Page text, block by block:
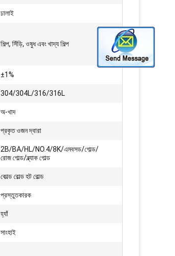
ঢালাই
শিল্প, সিঁড়ি, ওষুধ এবং খাদ্য শিল্প
±1%
304/304L/316/316L
অ-খাদ
প্রকৃত ওজন দ্বারা
2B/BA/HL/NO.4/8K/এমবসড/গোল্ড/
রোজ গোল্ড/ব্ল্যাক গোল্ড
কোল্ড রোল্ড হট রোল্ড
প্রস্তুতকারক
হ্যাঁ
সাংহাই